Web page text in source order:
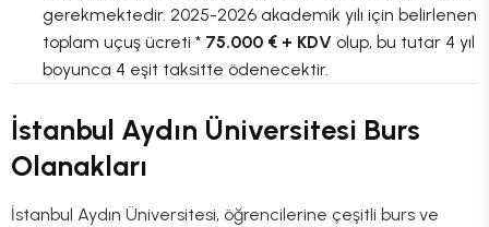
gerekmektedir. 2025-2026 akademik yılı için belirlenen
toplam uçuş ücreti * 75.000 € + KDV olup, bu tutar 4 yıl
boyunca 4 eşit taksitte ödenecektir.
İstanbul Aydın Üniversitesi Burs
Olanakları
İstanbul Aydın Üniversitesi, öğrencilerine çeşitli burs ve